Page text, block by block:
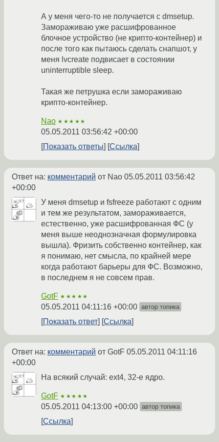
А у меня чего-то не получается с dmsetup.
Замораживаю уже расшифрованное
блочное устройство (не крипто-контейнер) и
после того как пытаюсь сделать снапшот, у
меня lvcreate подвисает в состоянии
uninterruptible sleep.
Такая же петрушка если замораживаю
крипто-контейнер.
Nao ★★★★★
05.05.2011 03:56:42 +00:00
Показать ответы
Ссылка
Ответ на: комментарий от Nao 05.05.2011 03:56:42
+00:00
У меня dmsetup и fsfreeze работают с одним
и тем же результатом, замораживается,
естественно, уже расшифрованная ФС (у
меня выше неоднозначная формулировка
вышла). Фризить собственно контейнер, как
я понимаю, нет смысла, по крайней мере
когда работают барьеры для ФС. Возможно,
в последнем я не совсем прав.
GotF ★★★★★
05.05.2011 04:11:16 +00:00 автор топика
Показать ответ Ссылка
Ответ на: комментарий от GotF 05.05.2011 04:11:16
+00:00
На всякий случай: ext4, 32-е ядро.
GotF ★★★★★
05.05.2011 04:13:00 +00:00 автор топика
Ссылка